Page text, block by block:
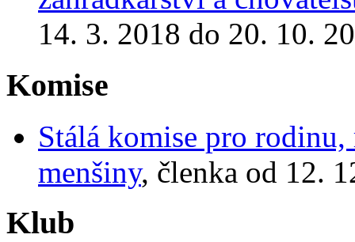
14. 3. 2018 do 20. 10.
Komise
Stálá komise pro
menšiny, členka od 12.
Klub